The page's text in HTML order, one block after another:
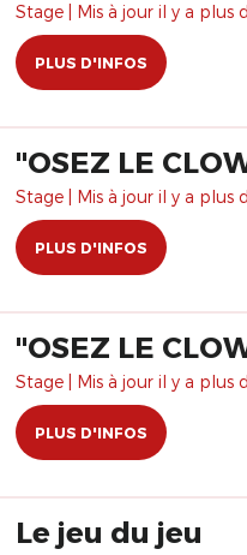
Stage | Mis à jour il y a plus
PLUS D'INFOS
"OSEZ LE
Stage | Mis à jour il y a plus
PLUS D'INFOS
"OSEZ LE
Stage | Mis à jour il y a plus
PLUS D'INFOS
Le jeu du jeu